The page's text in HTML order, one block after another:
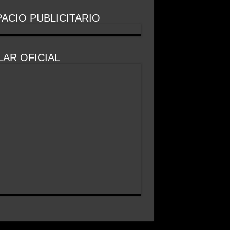
PUBLICITARIO
OFICIAL